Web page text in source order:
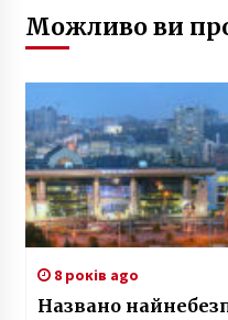
Можливо ви
8 років ago
Названо